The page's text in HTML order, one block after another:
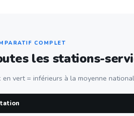
COMPLET
les stations-
en vert = inférieurs à la moyenne